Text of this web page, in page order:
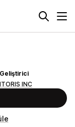
Geliştirici
ITORIS INC